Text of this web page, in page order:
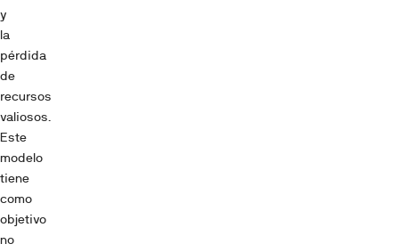
y
la
pérdida
de
recursos
valiosos.
Este
modelo
tiene
como
objetivo
no